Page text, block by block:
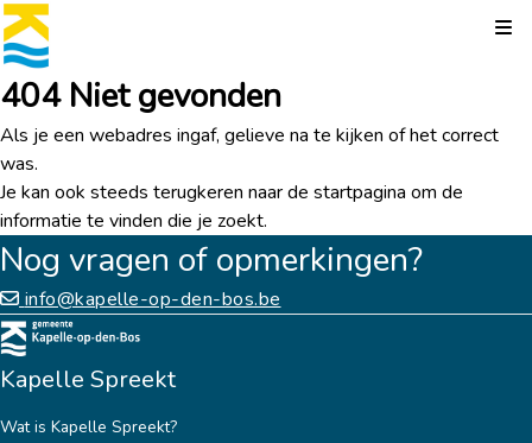
404 Niet gevonden
Als je een webadres ingaf, gelieve na te kijken of het correct
was.
Je kan ook steeds terugkeren naar de startpagina om de
informatie te vinden die je zoekt.
Nog vragen of opmerkingen?
info@kapelle-op-den-bos.be
Kapelle Spreekt
Wat is Kapelle Spreekt?